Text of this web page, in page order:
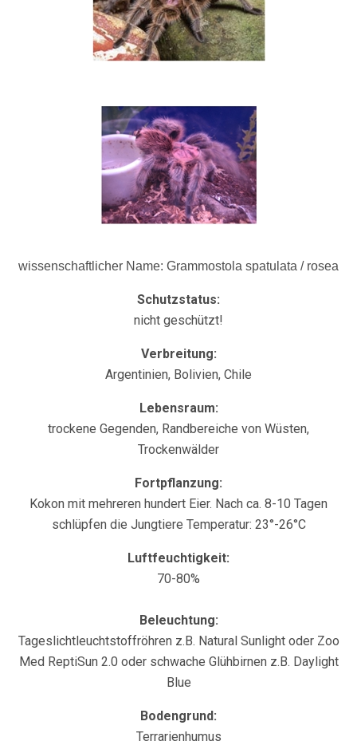
wissenschaftlicher Name: Grammostola spatulata / rosea
Schutzstatus:
nicht geschützt!
Verbreitung:
Argentinien, Bolivien, Chile
Lebensraum:
trockene Gegenden, Randbereiche von Wüsten,
Trockenwälder
Fortpflanzung:
Kokon mit mehreren hundert Eier. Nach ca. 8-10 Tagen
schlüpfen die Jungtiere Temperatur: 23°-26°C
Luftfeuchtigkeit:
70-80%
Beleuchtung:
Tageslichtleuchtstoffröhren z.B. Natural Sunlight oder Zoo
Med ReptiSun 2.0 oder schwache Glühbirnen z.B. Daylight
Blue
Bodengrund:
Terrarienhumus